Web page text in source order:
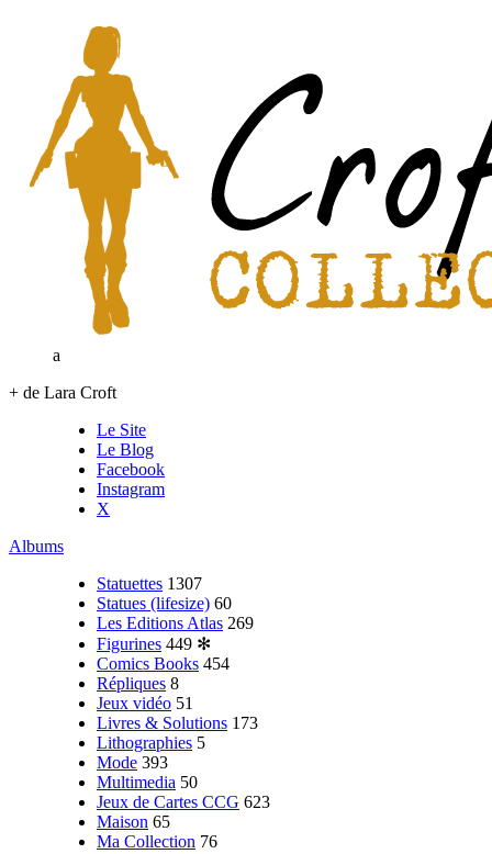
a
+ de Lara Croft
Le Site
Le Blog
Facebook
Instagram
X
Albums
Statuettes 1307
Statues (lifesize) 60
Les Editions Atlas 269
Figurines 449 ✻
Comics Books 454
Répliques 8
Jeux vidéo 51
Livres & Solutions 173
Lithographies 5
Mode 393
Multimedia 50
Jeux de Cartes CCG 623
Maison 65
Ma Collection 76